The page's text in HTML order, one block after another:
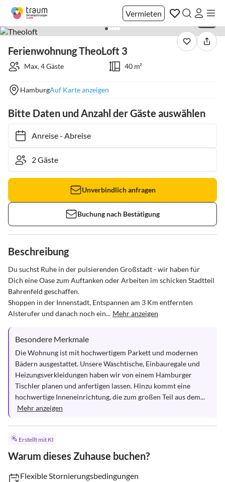
Vermieten
Ferienwohnung TheoLoft 3
Max. 4 Gäste 40 m²
HamburgAuf Karte anzeigen
Bitte Daten und Anzahl der Gäste auswählen
Anreise- Abreise
Unverbindlich anfragen
Buchung nach Bestätigung
Beschreibung
Du suchst Ruhe in der pulsierenden Großstadt - wir haben für
Dich eine Oase zum Auftanken oder Arbeiten im schicken Stadtteil
Bahrenfeld geschaffen.
Shoppen in der Innenstadt, Entspannen am 3 Km entfernten
Alsterufer und danach noch ein... Mehr anzeigen
Besondere Merkmale
Die Wohnung ist mit hochwertigem Parkett und modernen
Bädern ausgestattet. Unsere Waschtische, Einbauregale und
Heizungsverkleidungen haben wir von einem Hamburger
Tischler planen und anfertigen lassen. Hinzu kommt eine
hochwertige Inneneinrichtung, die zum großen Teil aus dem...
Mehr anzeigen
Erstellt mit KI
Warum dieses Zuhause buchen?
Flexible Stornierungsbedingungen